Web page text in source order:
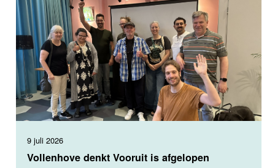
Vollenhove denkt Vooruit is afgelopen
9 juli 2026